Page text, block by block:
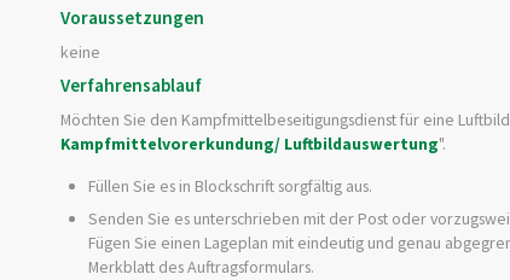
Voraussetzungen
keine
Verfahrensablauf
Möchten Sie den Kampfmittelbeseitigungsdienst für eine
Kampfmittelvorerkundung/ Luftbildauswertung".
Füllen Sie es in Blockschrift sorgfältig aus.
Senden Sie es unterschrieben mit der Post oder
Fügen Sie einen Lageplan mit eindeutig und genau
Merkblatt des Auftragsformulars.